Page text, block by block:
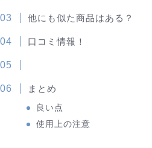
他にも似た商品はある？
口コミ情報！
まとめ
良い点
使用上の注意